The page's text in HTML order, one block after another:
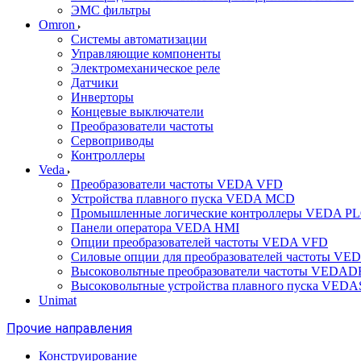
ЭМС фильтры
Omron
Системы автоматизации
Управляющие компоненты
Электромеханическое реле
Датчики
Инверторы
Концевые выключатели
Преобразователи частоты
Сервоприводы
Контроллеры
Veda
Преобразователи частоты VEDA VFD
Устройства плавного пуска VEDA MCD
Промышленные логические контроллеры VEDA
Панели оператора VEDA HMI
Опции преобразователей частоты VEDA VFD
Силовые опции для преобразователей частоты
Высоковольтные преобразователи частоты
Высоковольтные устройства плавного пуска
Unimat
Прочие направления
Конструирование